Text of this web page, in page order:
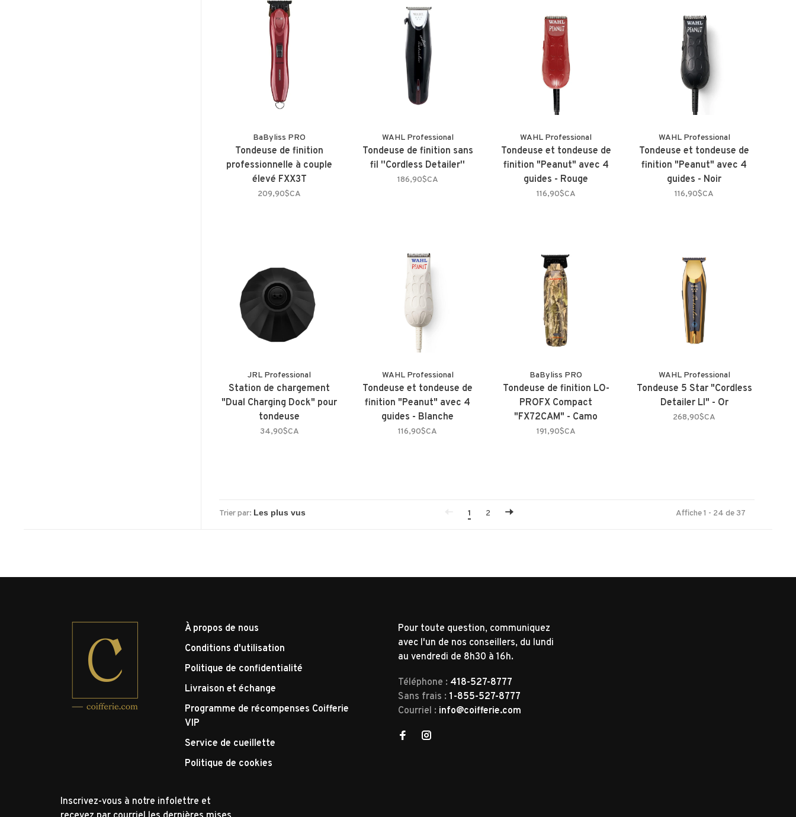
BaByliss PRO
Tondeuse de finition
professionnelle à couple
élevé FXX3T
209,90$CA
WAHL Professional
Tondeuse de finition sans
fil ''Cordless Detailer''
186,90$CA
WAHL Professional
Tondeuse et tondeuse de
finition "Peanut" avec 4
guides - Rouge
116,90$CA
WAHL Professional
Tondeuse et tondeuse de
finition "Peanut" avec 4
guides - Noir
116,90$CA
JRL Professional
Station de chargement
"Dual Charging Dock" pour
tondeuse
34,90$CA
WAHL Professional
Tondeuse et tondeuse de
finition "Peanut" avec 4
guides - Blanche
116,90$CA
BaByliss PRO
Tondeuse de finition LO-
PROFX Compact
"FX72CAM" - Camo
191,90$CA
WAHL Professional
Tondeuse 5 Star "Cordless
Detailer LI" - Or
268,90$CA
Trier par: 1 2 Affiche 1 - 24 de 37
À propos de nous
Conditions d'utilisation
Politique de confidentialité
Livraison et échange
Programme de récompenses Coifferie
VIP
Service de cueillette
Politique de cookies
Inscrivez-vous à notre infolettre et
Pour toute question, communiquez
avec l'un de nos conseillers, du lundi
au vendredi de 8h30 à 16h.
Téléphone : 418-527-8777
Sans frais : 1-855-527-8777
Courriel : info@coifferie.com